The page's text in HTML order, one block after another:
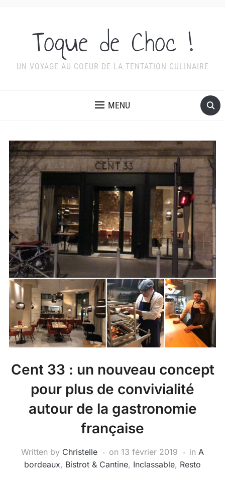
Toque de Choc !
UN VOYAGE AU COEUR DE LA TENTATION CULINAIRE
MENU
Cent 33 : un nouveau concept
pour plus de convivialité
autour de la gastronomie
française
Written by Christelle on 13 février 2019 in A
bordeaux, Bistrot & Cantine, Inclassable, Resto